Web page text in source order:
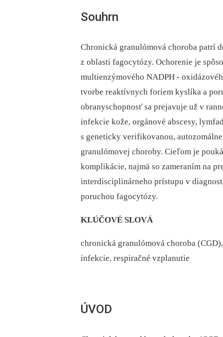
Souhrn
Chronická granulómová choroba patrí
z oblasti fagocytózy. Ochorenie je
multienzýmového NADPH -⁠
tvorbe reaktívnych foriem kyslíka a
obranyschopnosť sa prejavuje už v
infekcie kože, orgánové abscesy,
s geneticky verifikovanou,
granulómovej choroby. Cieľom je
komplikácie, najmä so zameraním na
interdisciplinárneho prístupu v
poruchou fagocytózy.
KLÚČOVÉ SLOVÁ
chronická granulómová choroba
infekcie, respiračné vzplanutie
ÚVOD